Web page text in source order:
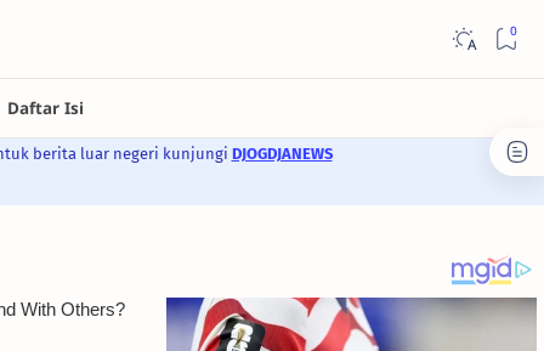
berita luar negeri kunjungi DJOGDJANEWS